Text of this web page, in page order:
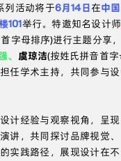
列活动将于6月14日在中
101举行。特邀知名设计师
字母排序)进行主题分享
、 虞琼洁(按姓氏拼音首
担任学术主持，共同参与
计经验与观察视角，呈
讲，共同探讨品牌视觉
实践路径，展现设计在